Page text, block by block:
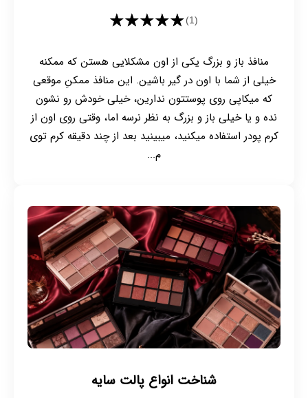
★★★★★(1)
منافذ باز و بزرگ یکی از اون مشکلایی هستن که ممکنه
خیلی از شما با اون در گیر باشین. این منافذ ممکنِ موقعی
که میکاپی روی پوستتون ندارین، خیلی خودش رو نشون
نده و یا خیلی باز و بزرگ به نظر نرسه اما، وقتی روی اون از
کرم پودر استفاده میکنید، میبینید بعد از چند دقیقه کرم توی
م...
شناخت انواع پالت سایه